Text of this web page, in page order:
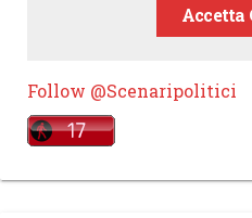
Accetta
Follow @Scenaripolitici